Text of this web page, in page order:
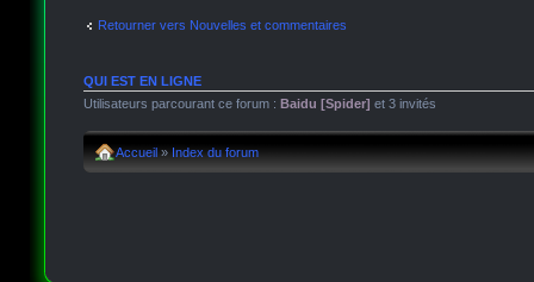
Retourner vers Nouvelles et commentaires
QUI EST EN LIGNE
Utilisateurs parcourant ce forum : Baidu [Spider] et 3 invités
Accueil » Index du forum